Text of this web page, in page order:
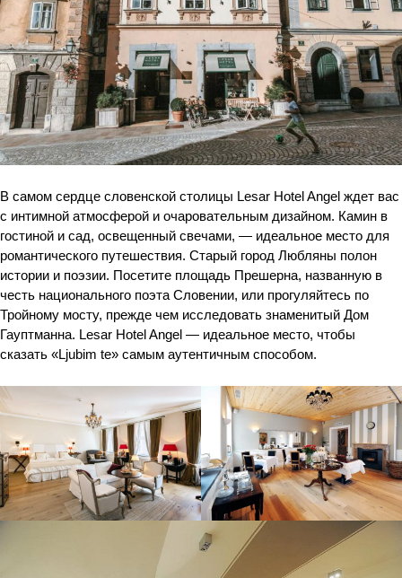
В самом сердце словенской столицы Lesar Hotel Angel ждет вас
с интимной атмосферой и очаровательным дизайном. Камин в
гостиной и сад, освещенный свечами, — идеальное место для
романтического путешествия. Старый город Любляны полон
истории и поэзии. Посетите площадь Прешерна, названную в
честь национального поэта Словении, или прогуляйтесь по
Тройному мосту, прежде чем исследовать знаменитый Дом
Гауптманна. Lesar Hotel Angel — идеальное место, чтобы
сказать «Ljubim te» самым аутентичным способом.